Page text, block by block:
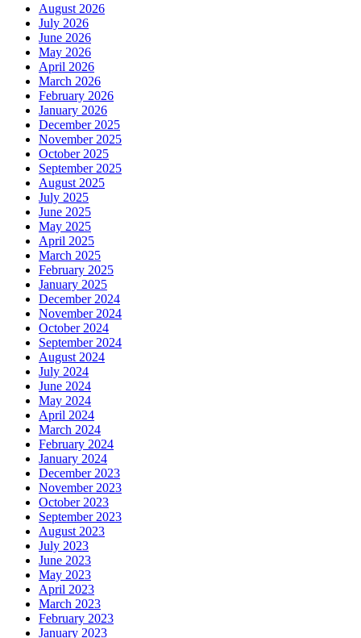
August 2026
July 2026
June 2026
May 2026
April 2026
March 2026
February 2026
January 2026
December 2025
November 2025
October 2025
September 2025
August 2025
July 2025
June 2025
May 2025
April 2025
March 2025
February 2025
January 2025
December 2024
November 2024
October 2024
September 2024
August 2024
July 2024
June 2024
May 2024
April 2024
March 2024
February 2024
January 2024
December 2023
November 2023
October 2023
September 2023
August 2023
July 2023
June 2023
May 2023
April 2023
March 2023
February 2023
January 2023